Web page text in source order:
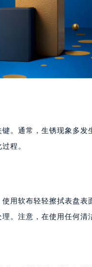
。通常，生锈现象多
程。
用软布轻轻擦拭表盘
。注意，在使用任何清